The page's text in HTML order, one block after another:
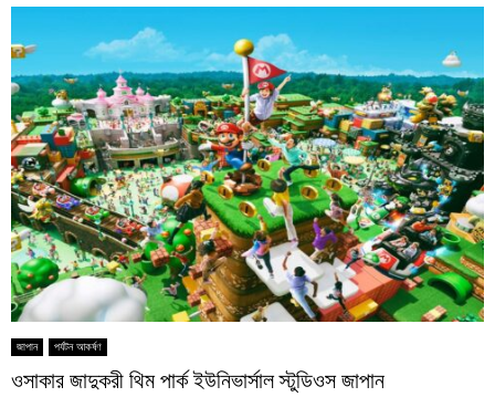
জাপান পর্যটন আকর্ষণ
ওসাকার জাদুকরী থিম পার্ক ইউনিভার্সাল স্টুডিওস জাপান